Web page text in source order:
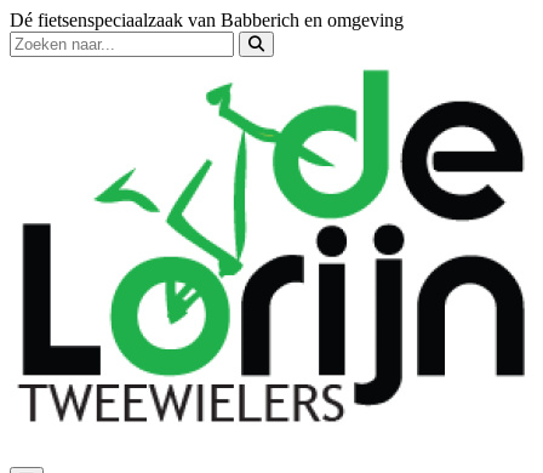
Dé fietsenspeciaalzaak van Babberich en omgeving